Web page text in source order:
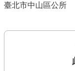
臺北市中山區公所